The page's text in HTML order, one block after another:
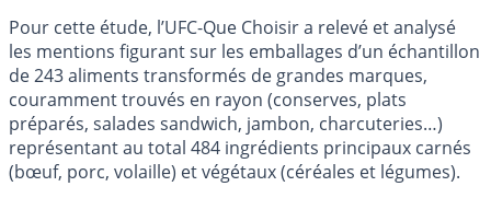
Pour cette étude, l’UFC-Que Choisir a relevé et analysé
les mentions figurant sur les emballages d’un échantillon
de 243 aliments transformés de grandes marques,
couramment trouvés en rayon (conserves, plats
préparés, salades sandwich, jambon, charcuteries…)
représentant au total 484 ingrédients principaux carnés
(bœuf, porc, volaille) et végétaux (céréales et légumes).